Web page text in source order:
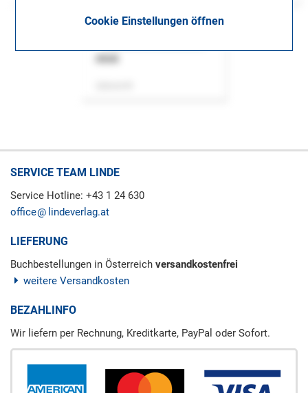
Cookie Einstellungen öffnen
SERVICE TEAM LINDE
Service Hotline: +43 1 24 630
office
lindeverlag.at
LIEFERUNG
Buchbestellungen in Österreich versandkostenfrei
weitere Versandkosten
BEZAHLINFO
Wir liefern per Rechnung, Kreditkarte, PayPal oder Sofort.